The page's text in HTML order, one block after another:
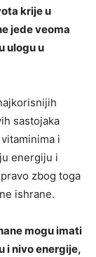
krije u
jede veoma
ulogu u
sastojaka
i
energiju i
zbog toga
ishrane.
mogu imati
i nivo energije,